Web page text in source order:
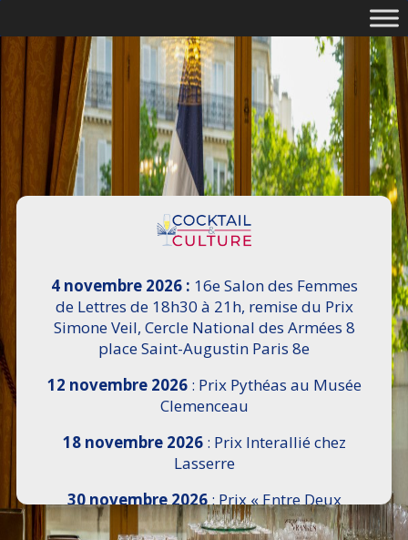
4 novembre 2026 : 16e Salon des Femmes
de Lettres de 18h30 à 21h, remise du Prix
Simone Veil, Cercle National des Armées 8
place Saint-Augustin Paris 8e
12 novembre 2026: Prix Pythéas au Musée
Clemenceau
18 novembre 2026: Prix Interallié chez
Lasserre
30 novembre 2026: Prix « Entre Deux
Rives » I Scemi Astutti au Sénat